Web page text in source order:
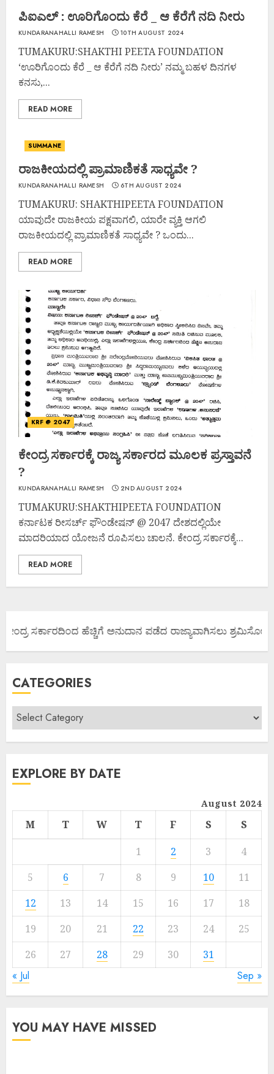
ಪಿಐಎಲ್ : ಊರಿಗೊಂದು ಕೆರೆ _ ಆ ಕೆರೆಗೆ ನದಿ ನೀರು
KUNDARANAHALLI RAMESH 10TH AUGUST 2024
TUMAKURU:SHAKTHI PEETA FOUNDATION
‘ಊರಿಗೊಂದು ಕೆರೆ _ ಆ ಕೆರೆಗೆ ನದಿ ನೀರು’ ನಮ್ಮ ಬಹಳ ದಿನಗಳ
ಕನಸು,...
READ MORE
SUMMANE
ರಾಜಕೀಯದಲ್ಲಿ ಪ್ರಾಮಾಣಿಕತೆ ಸಾಧ್ಯವೇ ?
KUNDARANAHALLI RAMESH 6TH AUGUST 2024
TUMAKURU: SHAKTHIPEETA FOUNDATION
ಯಾವುದೇ ರಾಜಕೀಯ ಪಕ್ಷವಾಗಲಿ, ಯಾರೇ ವ್ಯಕ್ತಿ ಆಗಲಿ
ರಾಜಕೀಯದಲ್ಲಿ ಪ್ರಾಮಾಣಿಕತೆ ಸಾಧ್ಯವೇ ? ಒಂದು...
READ MORE
KRF @ 2047
ಕೇಂದ್ರ ಸರ್ಕಾರಕ್ಕೆ ರಾಜ್ಯ ಸರ್ಕಾರದ ಮೂಲಕ ಪ್ರಸ್ತಾವನೆ
?
KUNDARANAHALLI RAMESH 2ND AUGUST 2024
TUMAKURU:SHAKTHIPEETA FOUNDATION
ಕರ್ನಾಟಕ ರೀಸರ್ಚ್ ಫೌಂಡೇಷನ್ @ 2047 ದೇಶದಲ್ಲಿಯೇ
ಮಾದರಿಯಾದ ಯೋಜನೆ ರೂಪಿಸಲು ಚಾಲನೆ. ಕೇಂದ್ರ ಸರ್ಕಾರಕ್ಕೆ...
READ MORE
ಸರ್ಕಾರದಿಂದ ಹೆಚ್ಚಿಗೆ ಅನುದಾನ ಪಡೆದ ರಾಜ್ಯಾವಾಗಿಸಲು ಶ್ರಮಿಸೋಣ
CATEGORIES
EXPLORE BY DATE
August 2024
M T W T F S
S
1
2 3
4
5
6 7 8 9 10
11
12
13 14 15 16 17
18
19
20 21 22 23 24
25
26
27 28 29 30 31
« Jul Sep »
YOU MAY HAVE MISSED